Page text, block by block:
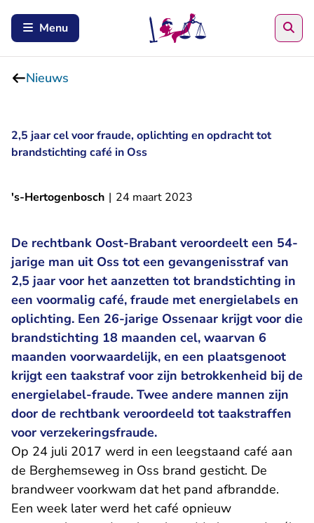
Menu
Nieuws
2,5 jaar cel voor fraude, oplichting en opdracht tot
brandstichting café in Oss
's-Hertogenbosch | 24 maart 2023
De rechtbank Oost-Brabant veroordeelt een 54-
jarige man uit Oss tot een gevangenisstraf van
2,5 jaar voor het aanzetten tot brandstichting in
een voormalig café, fraude met energielabels en
oplichting. Een 26-jarige Ossenaar krijgt voor die
brandstichting 18 maanden cel, waarvan 6
maanden voorwaardelijk, en een plaatsgenoot
krijgt een taakstraf voor zijn betrokkenheid bij de
energielabel-fraude. Twee andere mannen zijn
door de rechtbank veroordeeld tot taakstraffen
voor verzekeringsfraude.
Op 24 juli 2017 werd in een leegstaand café aan
de Berghemseweg in Oss brand gesticht. De
brandweer voorkwam dat het pand afbrandde.
Een week later werd het café opnieuw